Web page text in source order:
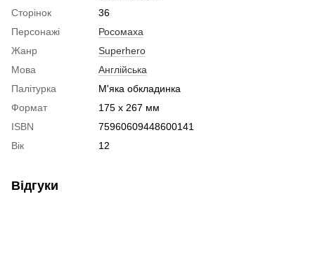
Сторінок
36
Персонажі
Росомаха
Жанр
Superhero
Мова
Англійська
Палітурка
М'яка обкладинка
Формат
175 x 267 мм
ISBN
75960609448600141
Вік
12
Відгуки